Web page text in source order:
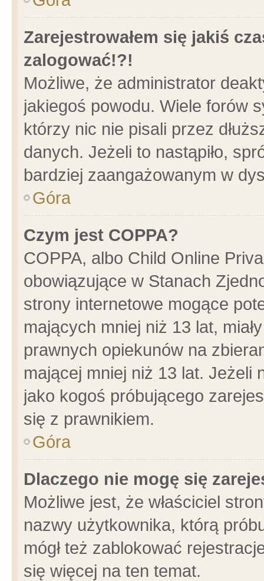
Zarejestrowałem się jakiś
zalogować!?!
Możliwe, że administrator
jakiegoś powodu. Wiele forów
którzy nic nie pisali przez
danych. Jeżeli to nastąpiło,
bardziej zaangażowanym w
Góra
Czym jest COPPA?
COPPA, albo Child Online
obowiązujące w Stanach
strony internetowe mogące
mających mniej niż 13 lat,
prawnych opiekunów na
mającej mniej niż 13 lat. Jeżeli
jako kogoś próbującego
się z prawnikiem.
Góra
Dlaczego nie mogę się
Możliwe jest, że właściciel
nazwy użytkownika, którą
mógł też zablokować
się więcej na ten temat.